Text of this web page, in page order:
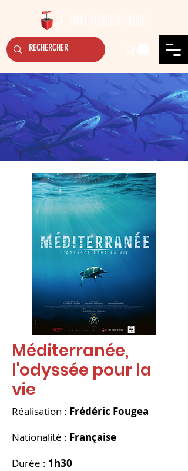
Méditerranée,
l'odyssée pour la
vie
Réalisation : Frédéric Fougea
Nationalité : Française
Durée : 1h30